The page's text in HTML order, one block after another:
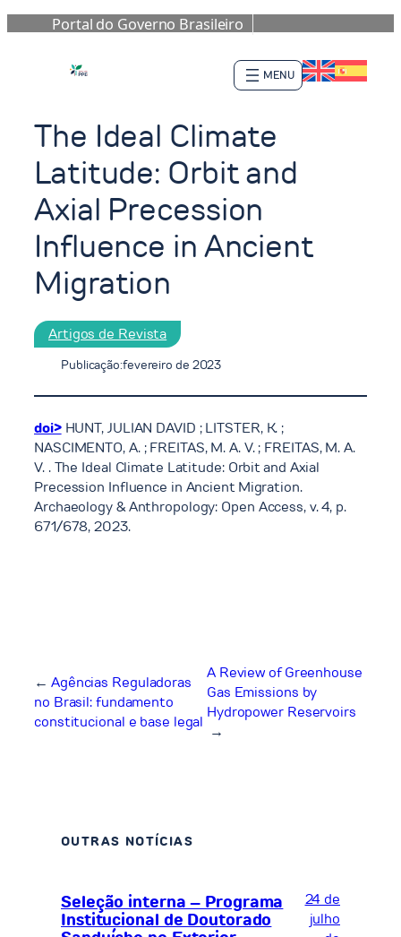
Portal do Governo Brasileiro
para
o
The Ideal Climate
Latitude: Orbit and
Axial Precession
Influence in Ancient
Migration
Artigos de Revista
Publicação:fevereiro de 2023
doi>HUNT, JULIAN DAVID ; LITSTER, K. ;
NASCIMENTO, A. ; FREITAS, M. A. V. ; FREITAS, M. A.
V. . The Ideal Climate Latitude: Orbit and Axial
Precession Influence in Ancient Migration.
Archaeology & Anthropology: Open Access, v. 4, p.
671/678, 2023.
← Agências Reguladoras
no Brasil: fundamento
constitucional e base legal
A Review of Greenhouse
Gas Emissions by
Hydropower Reservoirs
→
OUTRAS NOTÍCIAS
Seleção interna – Programa
Institucional de Doutorado
24 de
julho